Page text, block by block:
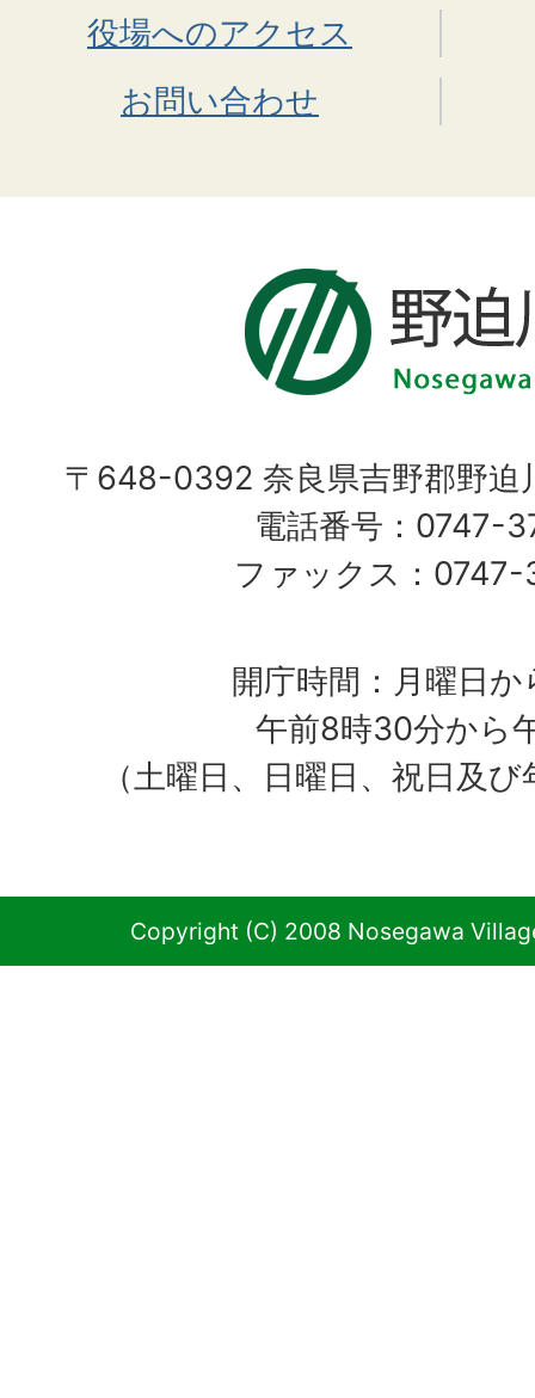
役場へのアクセス
お問い合わせ
〒648-0392 奈良県吉野郡野迫
電話番号：0747-
ファックス：
開庁時間：月曜日か
午前8時30分から
（土曜日、日曜日、祝日及
Copyright (C) 2008 Nosegawa